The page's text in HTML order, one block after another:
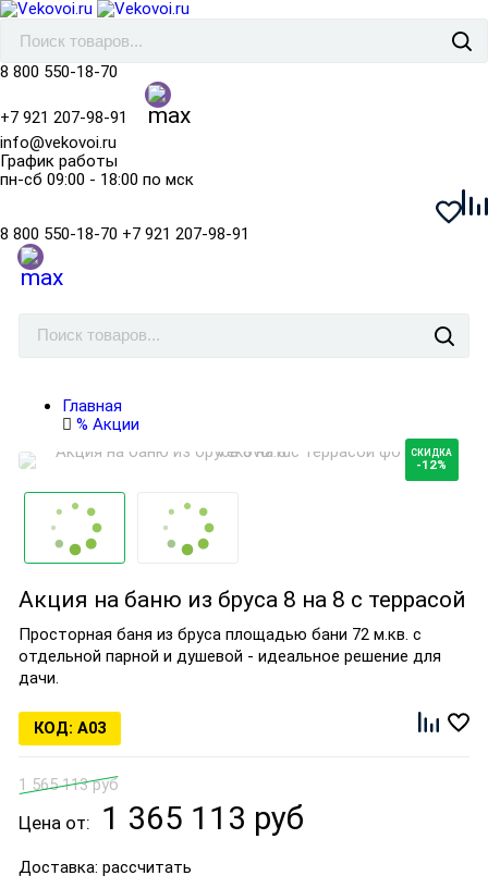
8 800 550-18-70
+7 921 207-98-91
info@vekovoi.ru
График работы
пн-сб 09:00 - 18:00 по мск
8 800 550-18-70 +7 921 207-98-91
Главная
% Акции
СКИДКА
-12%
Акция на баню из бруса 8 на 8 с террасой
Просторная баня из бруса площадью бани 72 м.кв. с
отдельной парной и душевой - идеальное решение для
дачи.
А03
1 565 113 руб
Цена от: 1 365 113 руб
Доставка: рассчитать